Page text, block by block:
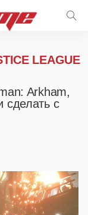
LEAGUE
Arkham,
сделать с